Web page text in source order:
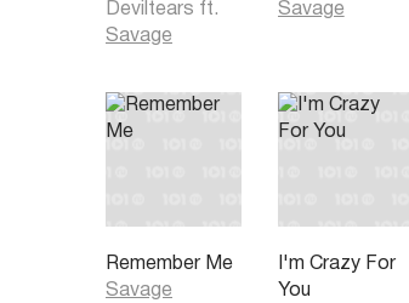
Deviltears ft.
Savage
Savage
Remember Me
Savage
I'm Crazy For
You